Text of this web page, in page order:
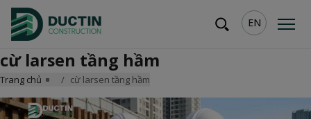
EN
cừ larsen tầng hầm
Trang chủ cừ larsen tầng hầm